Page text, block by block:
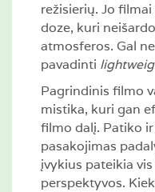
režisierių. Jo
doze, kuri
atmosferos. Gal
pavadinti
Pagrindinis filmo
mistika, kuri gan
filmo dalį. Patiko
pasakojimas
įvykius pateikia
perspektyvos.